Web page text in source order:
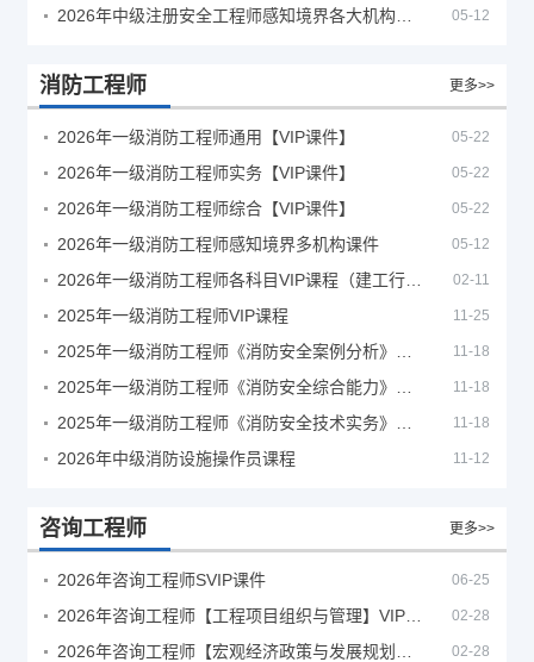
05-12
消防工程师 更多>>
2026年一级消防工程师通用【VIP课件】 05-22
2026年一级消防工程师实务【VIP课件】 05-22
2026年一级消防工程师综合【VIP课件】 05-22
2026年一级消防工程师感知境界多机构课件 05-12
02-11
2025年一级消防工程师VIP课程 11-25
11-18
11-18
11-18
2026年中级消防设施操作员课程 11-12
咨询工程师 更多>>
2026年咨询工程师SVIP课件 06-25
02-28
02-28